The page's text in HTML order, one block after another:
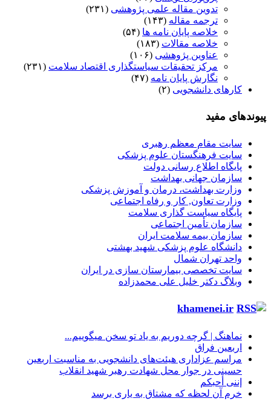
تدوین مقاله علمی پژوهشی (۲۳۱)
ترجمه مقاله (۱۴۳)
خلاصه پایان نامه ها (۵۴)
خلاصه مقالات (۱۸۳)
عناوین پژوهشی (۱۰۶)
مرکز تحقیقات سیاستگذاری اقتصاد سلامت (۲۳۱)
نگارش پایان نامه (۴۷)
کارهای دانشجویی (۲)
پیوندهای مفید
سایت مقام معظم رهبری
سایت فرهنگستان علوم پزشکی
پایگاه اطلاع رسانی دولت
سازمان جهانی بهداشت
وزارت بهداشت، درمان و آموزش پزشکی
وزارت تعاون, کار و رفاه اجتماعی
پایگاه سیاست گذاری سلامت
سازمان تأمین اجتماعی
سازمان بیمه سلامت ایران
دانشگاه علوم پزشکی شهید بهشتی
واحد تهران شمال
سایت تخصصی بیمارستان سازی در ایران
وبلاگ دکتر خلیل علی محمدزاده
khamenei.ir
نماهنگ |‌ گرچه دوریم به یاد تو سخن میگوییم...
اربعین فراق
مراسم عزاداری هیئت‌های دانشجویی به مناسبت اربعین
حسینی در جوار محل شهادت رهبر شهید انقلاب
إننی أحبکم
خرم آن لحظه که مشتاق به یاری برسد